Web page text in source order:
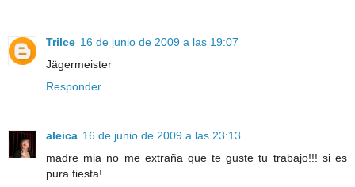
Trilce 16 de junio de 2009 a las 19:07
Jägermeister
Responder
aleica 16 de junio de 2009 a las 23:13
madre mia no me extraña que te guste tu trabajo!!! si es
pura fiesta!